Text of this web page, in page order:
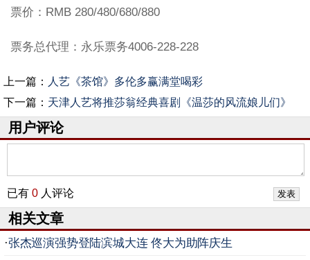
票价：RMB 280/480/680/880
票务总代理：永乐票务4006-228-228
上一篇： 人艺《茶馆》多伦多赢满堂喝彩
下一篇： 天津人艺将推莎翁经典喜剧《温莎的风流娘儿们》
用户评论
已有 0 人评论
相关文章
·张杰巡演强势登陆滨城大连 佟大为助阵庆生